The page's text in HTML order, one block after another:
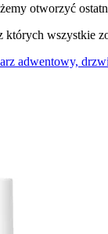
otworzyć
których wszystkie
adwentowy,